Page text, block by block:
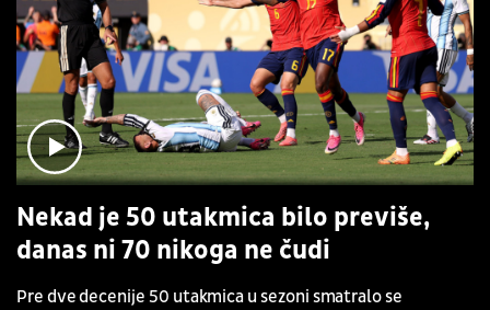
Nekad je 50 utakmica bilo previše,
danas ni 70 nikoga ne čudi
Pre dve decenije 50 utakmica u sezoni smatralo se